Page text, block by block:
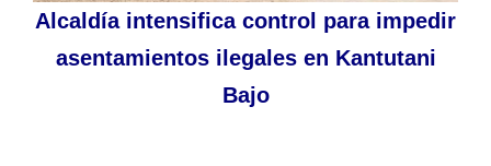
Alcaldía intensifica control para impedir
asentamientos ilegales en Kantutani
Bajo